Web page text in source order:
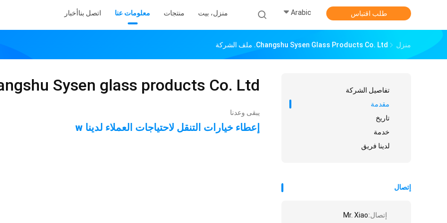
منزل، بيت منتجات معلومات عنا اتصل بناأخبار Arabic طلب اقتباس
منزل Changshu Sysen Glass Products Co. Ltd. ملف الشركة
Sysen glass products Co. Ltd.
يبقى وعدنا
إعطاء خيارات التنقل لاحتياجات العملاء لدينا w
تفاصيل الشركة
مقدمة
تاريخ
خدمة
لدينا فريق
إتصال
إتصال:Mr. Xiao